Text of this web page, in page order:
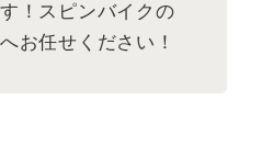
！スピンバイクの
お任せください！